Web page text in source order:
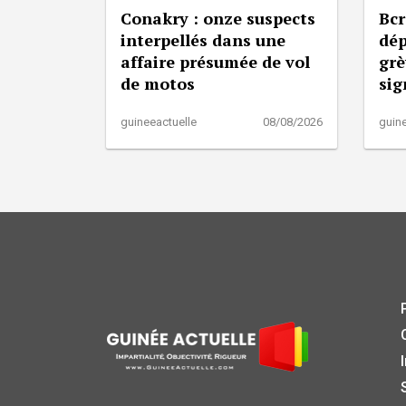
Conakry : onze suspects
interpellés dans une
affaire présumée de vol
de motos
guineeactuelle 08/08/2026